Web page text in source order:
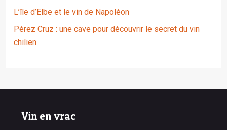
L’île d’Elbe et le vin de Napoléon
Pérez Cruz : une cave pour découvrir le secret du vin
chilien
Vin en vrac